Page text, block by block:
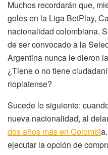
Muchos recordarán que,
goles en la Liga BetPlay,
nacionalidad colombiana.
de ser convocado a la
Argentina nunca le dieron
¿Tiene o no tiene
rioplatense?
Sucede lo siguiente:
nueva nacionalidad, al
dos años más en Colombi
ejecutar la opción de